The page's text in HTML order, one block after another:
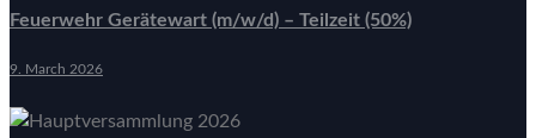
Feuerwehr Gerätewart (m/w/d) – Teilzeit (50%)
9. March 2026